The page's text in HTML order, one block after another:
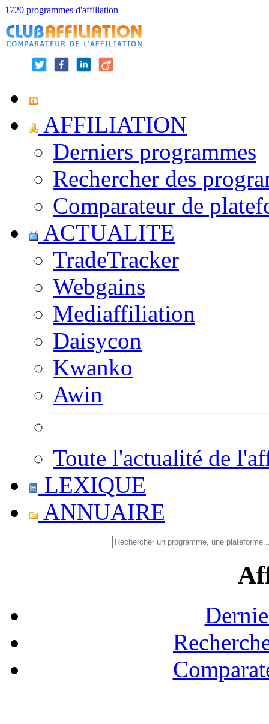
1720 programmes d'affiliation
AFFILIATION
Derniers programmes
Rechercher des
Comparateur de
ACTUALITE
TradeTracker
Webgains
Mediaffiliation
Daisycon
Kwanko
Awin
Toute l'actualité de
LEXIQUE
ANNUAIRE